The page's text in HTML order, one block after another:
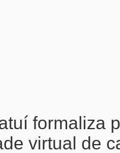
formaliza
virtual de